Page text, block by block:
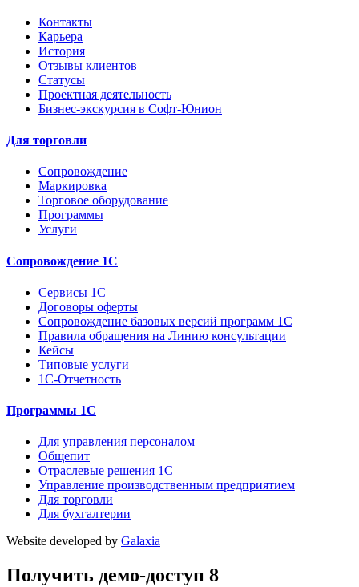
Контакты
Карьера
История
Отзывы клиентов
Статусы
Проектная деятельность
Бизнес-экскурсия в Софт-Юнион
Для торговли
Сопровождение
Маркировка
Торговое оборудование
Программы
Услуги
Сопровождение 1С
Сервисы 1С
Договоры оферты
Сопровождение базовых версий программ 1С
Правила обращения на Линию консультации
Кейсы
Типовые услуги
1С-Отчетность
Программы 1С
Для управления персоналом
Общепит
Отраслевые решения 1С
Управление производственным предприятием
Для торговли
Для бухгалтерии
Website developed by Galaxia
Получить демо-доступ 8